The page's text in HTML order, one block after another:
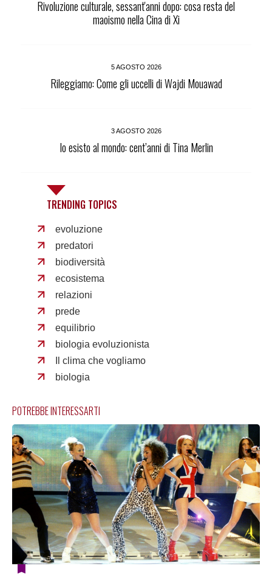
Rivoluzione culturale, sessant'anni dopo: cosa resta del
maoismo nella Cina di Xi
5 AGOSTO 2026
Rileggiamo: Come gli uccelli di Wajdi Mouawad
3 AGOSTO 2026
Io esisto al mondo: cent’anni di Tina Merlin
TRENDING TOPICS
evoluzione
predatori
biodiversità
ecosistema
relazioni
prede
equilibrio
biologia evoluzionista
Il clima che vogliamo
biologia
POTREBBE INTERESSARTI